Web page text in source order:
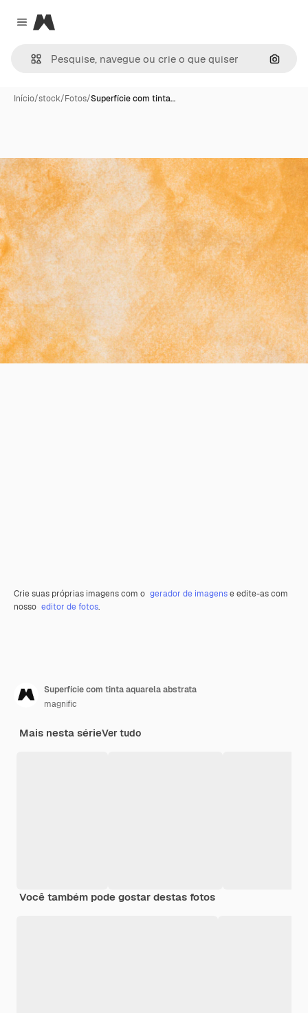
Close menu
Magnific
Início/stock/Fotos/Superfície com tinta…
Crie suas próprias imagens com o gerador de imagense edite-as com
nosso editor de fotos.
Superfície com tinta aquarela abstrata
magnific
Mais nesta sérieVer tudo
Você também pode gostar destas fotos